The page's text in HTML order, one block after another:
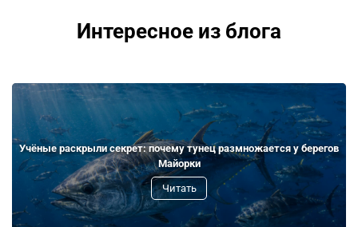
Интересное из блога
Учёные раскрыли секрет: почему тунец размножается у берегов
Майорки
Читать